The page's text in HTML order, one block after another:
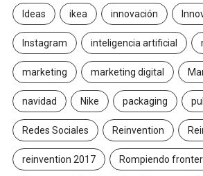
Ideas ikea innovación
Instagram inteligencia artificial
marketing marketing digital
navidad Nike packaging
Redes Sociales Reinvention
reinvention 2017 Rompiendo